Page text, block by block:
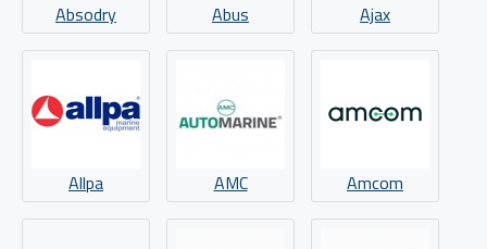
Absodry Abus Ajax
Allpa AMC Amcom